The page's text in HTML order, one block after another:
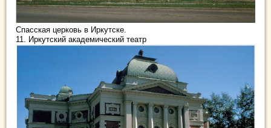
Спасская церковь в Иркутске.
11. Иркутский академический театр